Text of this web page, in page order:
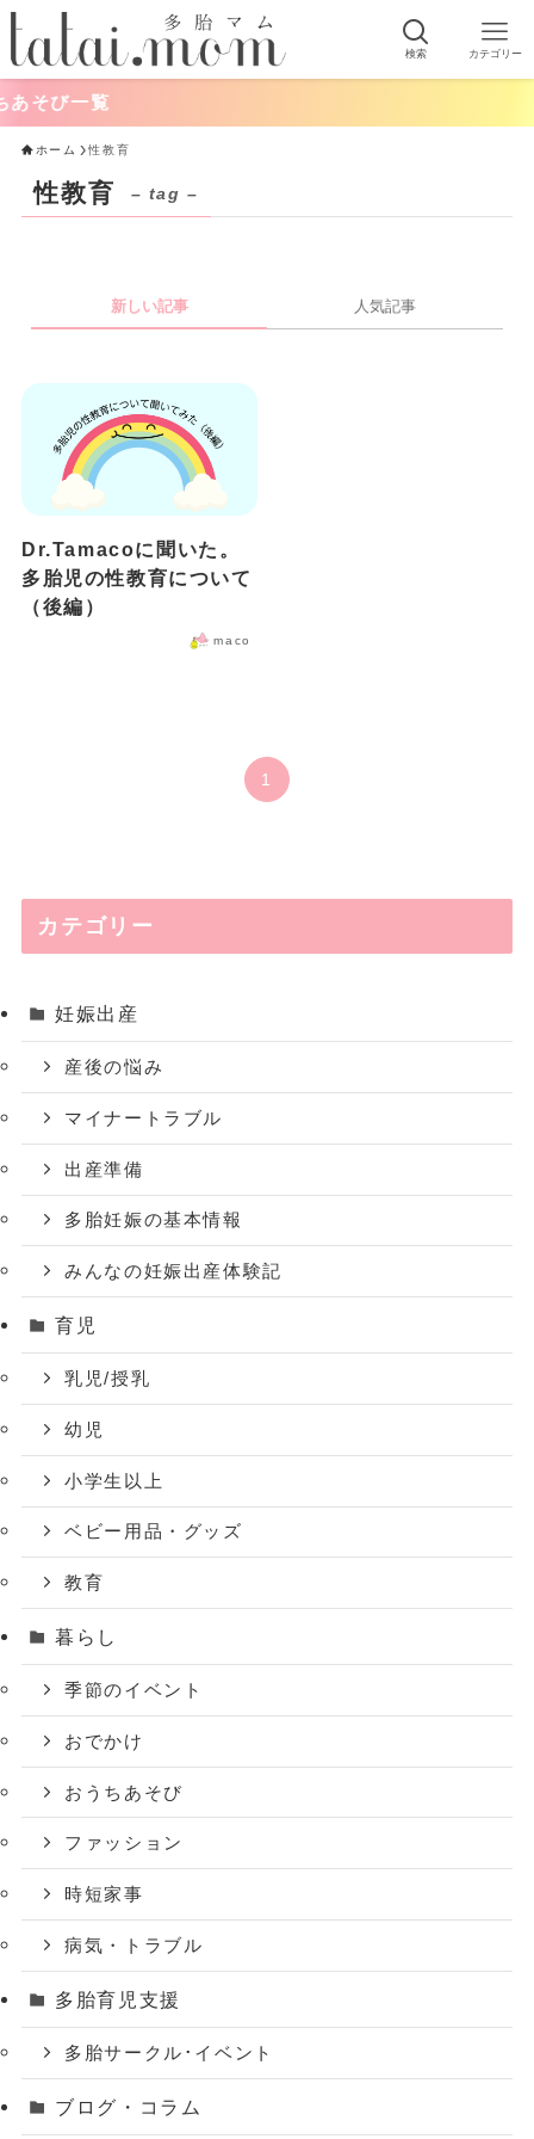
検索 カテゴリー
そび一覧
ホーム 性教育
性教育 – tag –
新しい記事 人気記事
Dr.Tamacoに聞いた。
多胎児の性教育について
（後編）
maco
1
カテゴリー
妊娠出産
産後の悩み
マイナートラブル
出産準備
多胎妊娠の基本情報
みんなの妊娠出産体験記
育児
乳児/授乳
幼児
小学生以上
ベビー用品・グッズ
教育
暮らし
季節のイベント
おでかけ
おうちあそび
ファッション
時短家事
病気・トラブル
多胎育児支援
多胎サークル･イベント
ブログ・コラム